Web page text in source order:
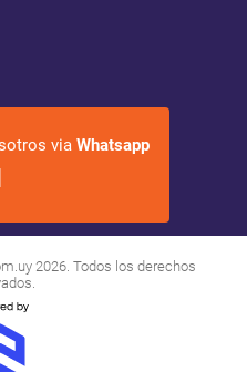
via Whatsapp
2026. Todos los derechos